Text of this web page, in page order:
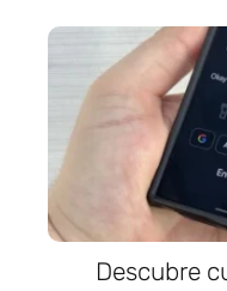
Descubre